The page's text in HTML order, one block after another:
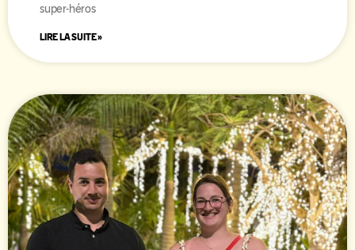
super-héros
LIRE LA SUITE »